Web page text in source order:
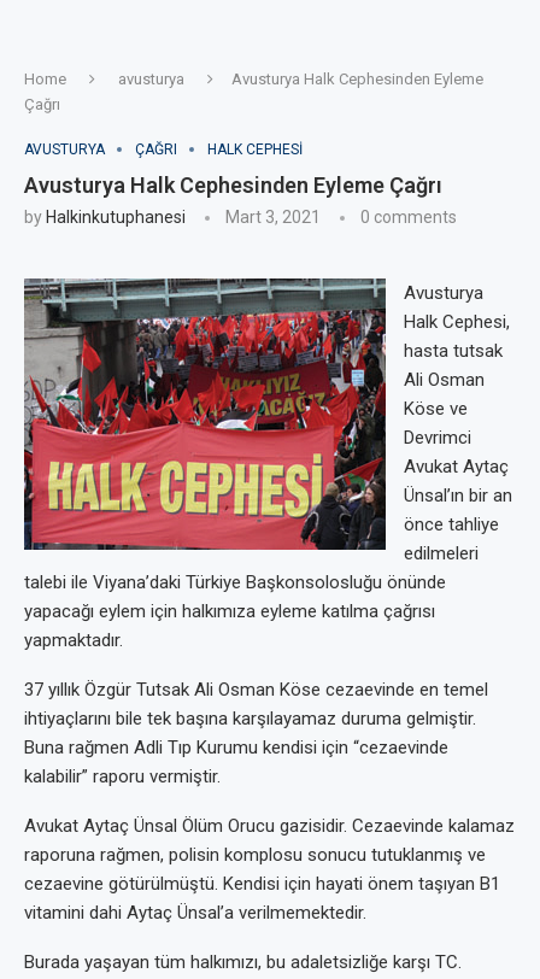
Home avusturya
Avusturya Halk Cephesinden Eyleme
Çağrı
AVUSTURYA ÇAĞRI HALK CEPHESI
Avusturya Halk Cephesinden Eyleme Çağrı
by Halkinkutuphanesi Mart 3, 2021 0 comments
Avusturya
Halk Cephesi,
hasta tutsak
Ali Osman
Köse ve
Devrimci
Avukat Aytaç
Ünsal’ın bir an
önce tahliye
edilmeleri
talebi ile Viyana’daki Türkiye Başkonsolosluğu önünde
yapacağı eylem için halkımıza eyleme katılma çağrısı
yapmaktadır.
37 yıllık Özgür Tutsak Ali Osman Köse cezaevinde en temel
ihtiyaçlarını bile tek başına karşılayamaz duruma gelmiştir.
Buna rağmen Adli Tıp Kurumu kendisi için “cezaevinde
kalabilir” raporu vermiştir.
Avukat Aytaç Ünsal Ölüm Orucu gazisidir. Cezaevinde kalamaz
raporuna rağmen, polisin komplosu sonucu tutuklanmış ve
cezaevine götürülmüştü. Kendisi için hayati önem taşıyan B1
vitamini dahi Aytaç Ünsal’a verilmemektedir.
Burada yaşayan tüm halkımızı, bu adaletsizliğe karşı TC.